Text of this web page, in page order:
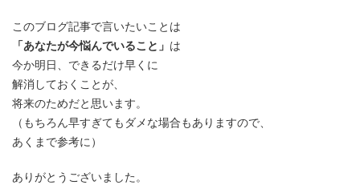
このブログ記事で言いたいことは
「あなたが今悩んでいること」 は
今か明日、できるだけ早くに
解消しておくことが、
将来のためだと思います。
（もちろん早すぎてもダメな場合もありますので、
あくまで参考に）
ありがとうございました。